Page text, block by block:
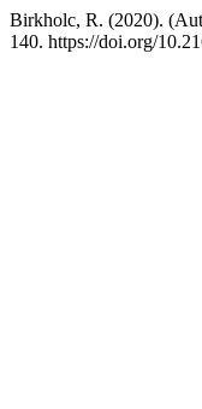
Birkholc, R. (2020).
140. https://doi.org/